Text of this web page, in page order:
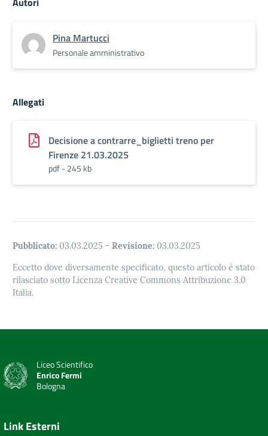
Pina Martucci
Personale amministrativo
Allegati
Decisione a contrarre_biglietti treno per
Firenze 21.03.2025
pdf - 245 kb
Pubblicato: 03.03.2025 - Revisione: 03.03.2025
Eccetto dove diversamente specificato, questo articolo è stato
rilasciato sotto Licenza Creative Commons Attribuzione 3.0
Italia.
Liceo Scientifico
Enrico Fermi
Bologna
Link Esterni